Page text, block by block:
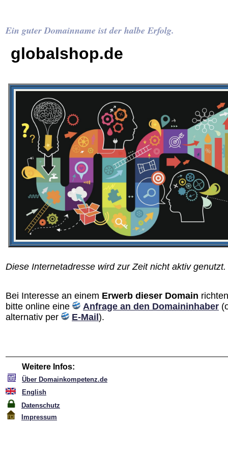
Ein guter Domainname ist der halbe Erfolg.
globalshop.de
Diese Internetadresse wird zur Zeit nicht aktiv genutzt.
Bei Interesse an einem Erwerb dieser Domain
bitte online eine
Anfrage an den Domain­inhaber
alternativ per
E-Mail ).
Weitere Infos:
Über Domainkompetenz.de
English
Datenschutz
Impressum